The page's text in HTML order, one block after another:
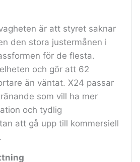
är att styret saknar
den stora justermånen i
för de flesta.
och gör att 62
än väntat. X24 passar
som vill ha mer
och tydlig
att gå upp till kommersiell